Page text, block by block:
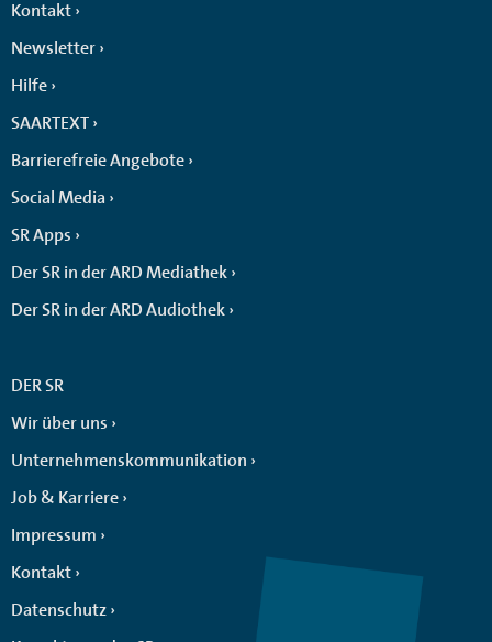
Kontakt
Newsletter
Hilfe
SAARTEXT
Barrierefreie Angebote
Social Media
SR Apps
Der SR in der ARD Mediathek
Der SR in der ARD Audiothek
DER SR
Wir über uns
Unternehmenskommunikation
Job & Karriere
Impressum
Kontakt
Datenschutz